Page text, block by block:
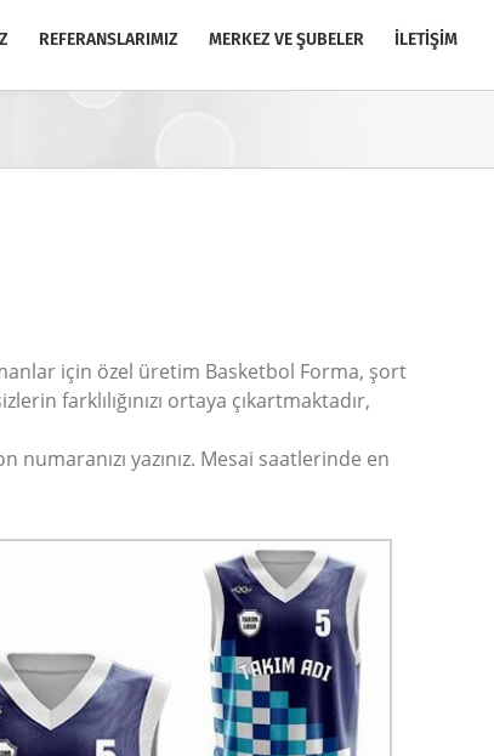
REFERANSLARIMIZ MERKEZ VE ŞUBELER İLETİŞİM
için özel üretim Basketbol Forma, şort
farklılığınızı ortaya çıkartmaktadır,
yazınız. Mesai saatlerinde en